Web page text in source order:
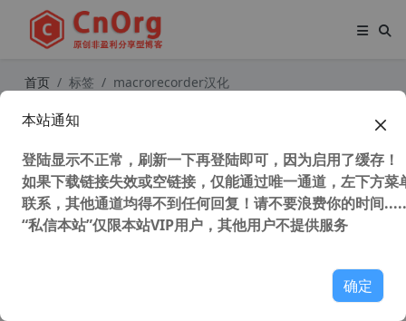
首页 标签 macrorecorder汉化
本站通知
登陆显示不正常，刷新一下再登陆即可，因为启用了缓存！
如果下载链接失效或空链接，仅能通过唯一通道，左下方菜
联系，其他通道均得不到任何回复！请不要浪费你的时间
“私信本站”仅限本站VIP用户，其他用户不提供服务
确定